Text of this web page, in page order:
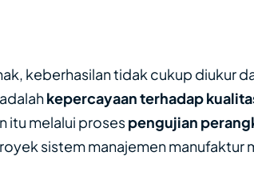
keberhasilan tidak cukup diukur
kepercayaan terhadap
itu melalui prosespengujian
sistem manajemen manufaktur